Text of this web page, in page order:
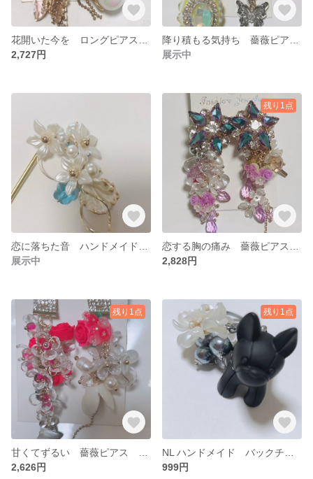
2,727円
展示中
展示中
残り1点
2,828円
残り1点
2,626円
残り1点
999円